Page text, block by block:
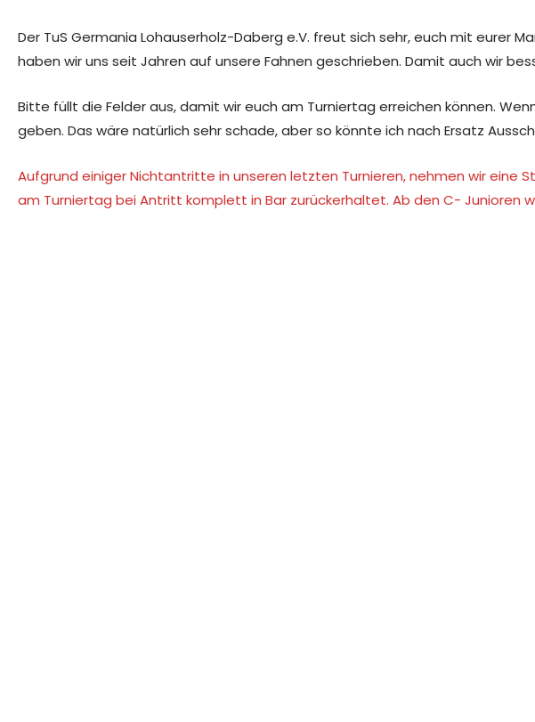
Der TuS Germania Lohauserholz-Daberg e.V. freut sich sehr, euch mit
haben wir uns seit Jahren auf unsere Fahnen geschrieben. Damit auch wir
Bitte füllt die Felder aus, damit wir euch am Turniertag erreichen können.
geben. Das wäre natürlich sehr schade, aber so könnte ich nach Ersatz
Aufgrund einiger Nichtantritte in unseren letzten Turnieren, nehmen wir eine
am Turniertag bei Antritt komplett in Bar zurückerhaltet. Ab den C- Junioren